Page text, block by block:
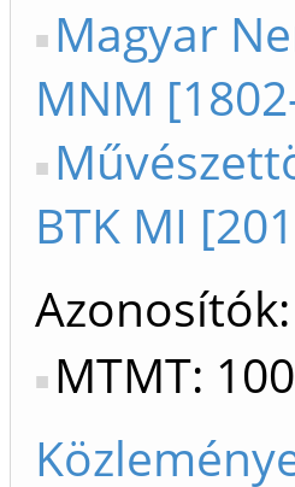
Magyar
MNM
BTK MI
Azonosítók
MTMT: